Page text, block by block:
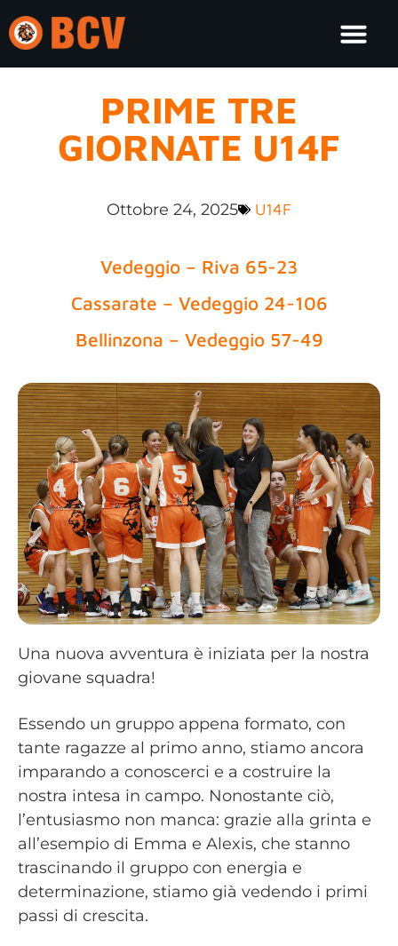
PRIME TRE
GIORNATE U14F
Ottobre 24, 2025 U14F
Vedeggio – Riva 65-23
Cassarate – Vedeggio 24-106
Bellinzona – Vedeggio 57-49
Una nuova avventura è iniziata per la nostra
giovane squadra!
Essendo un gruppo appena formato, con
tante ragazze al primo anno, stiamo ancora
imparando a conoscerci e a costruire la
nostra intesa in campo. Nonostante ciò,
l’entusiasmo non manca: grazie alla grinta e
all’esempio di Emma e Alexis, che stanno
trascinando il gruppo con energia e
determinazione, stiamo già vedendo i primi
passi di crescita.